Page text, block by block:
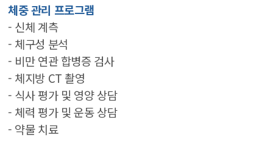
체중 관리 프로그램
- 신체 계측
- 체구성 분석
- 비만 연관 합병증 검사
- 체지방 CT 촬영
- 식사 평가 및 영양 상담
- 체력 평가 및 운동 상담
- 약물 치료